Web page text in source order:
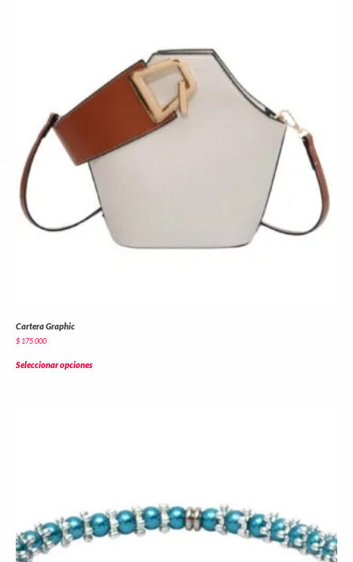
Cartera Graphic
$ 175.000
Seleccionar opciones